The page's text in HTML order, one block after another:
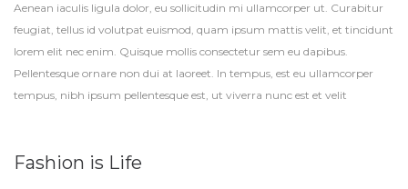
Aenean iaculis ligula dolor, eu sollicitudin mi ullamcorper ut. Curabitur
feugiat, tellus id volutpat euismod, quam ipsum mattis velit, et tincidunt
lorem elit nec enim. Quisque mollis consectetur sem eu dapibus.
Pellentesque ornare non dui at laoreet. In tempus, est eu ullamcorper
tempus, nibh ipsum pellentesque est, ut viverra nunc est et velit
Fashion is Life